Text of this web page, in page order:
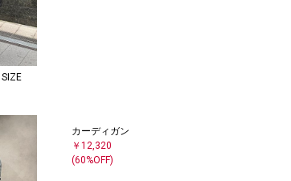
カーディガン
￥12,320
(60%OFF)